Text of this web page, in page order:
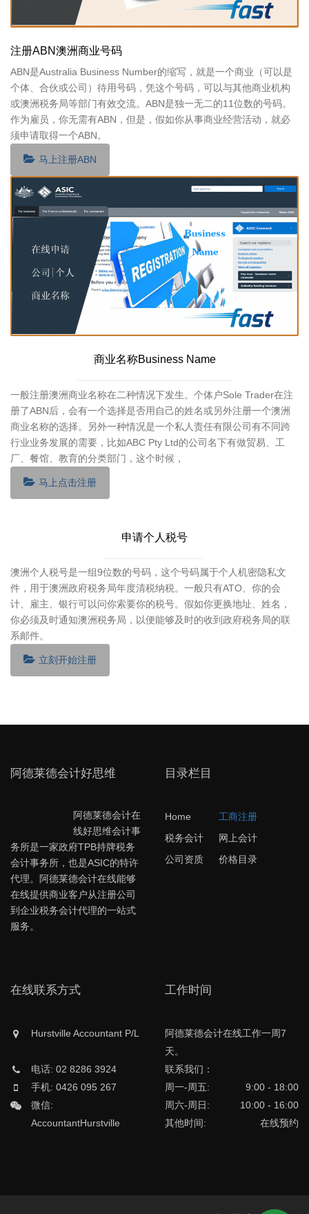
注册ABN澳洲商业号码
ABN是Australia Business Number的缩写，就是一个商业（可以是
个体、合伙或公司）待用号码，凭这个号码，可以与其他商业机构
或澳洲税务局等部门有效交流。ABN是独一无二的11位数的号码。
作为雇员，你无需有ABN，但是，假如你从事商业经营活动，就必
须申请取得一个ABN。
马上注册ABN
商业名称Business Name
一般注册澳洲商业名称在二种情况下发生。个体户Sole Trader在注
册了ABN后，会有一个选择是否用自己的姓名或另外注册一个澳洲
商业名称的选择。另外一种情况是一个私人责任有限公司有不同跨
行业业务发展的需要，比如ABC Pty Ltd的公司名下有做贸易、工
厂、餐馆、教育的分类部门，这个时候，
马上点击注册
申请个人税号
澳洲个人税号是一组9位数的号码，这个号码属于个人机密隐私文
件，用于澳洲政府税务局年度清税纳税。一般只有ATO、你的会
计、雇主、银行可以问你索要你的税号。假如你更换地址、姓名，
你必须及时通知澳洲税务局，以便能够及时的收到政府税务局的联
系邮件。
立刻开始注册
阿德莱德会计好思维
阿德莱德会计在
线好思维会计事
务所是一家政府TPB持牌税务
会计事务所，也是ASIC的特许
代理。阿德莱德会计在线能够
在线提供商业客户从注册公司
到企业税务会计代理的一站式
服务。
目录栏目
Home
工商注册
税务会计
网上会计
公司资质
价格目录
在线联系方式
Hurstville Accountant P/L
电话: 02 8286 3924
手机: 0426 095 267
微信:
AccountantHurstville
工作时间
阿德莱德会计在线工作一周7
天。
联系我们：
周一-周五:
9:00 - 18:00
周六-周日:
10:00 - 16:00
其他时间:
在线预约